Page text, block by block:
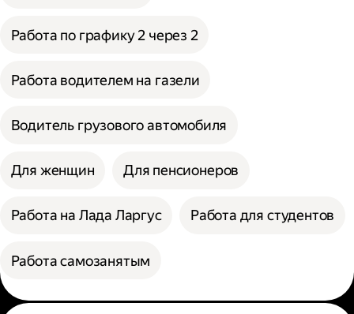
Работа по графику 2 через 2
Работа водителем на газели
Водитель грузового автомобиля
Для женщин Для пенсионеров
Работа на Лада Ларгус Работа для студентов
Работа самозанятым